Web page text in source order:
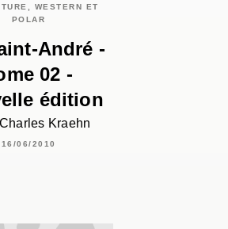
WESTERN ET
POLAR
André -
02 -
édition
Kraehn
16/06/2010